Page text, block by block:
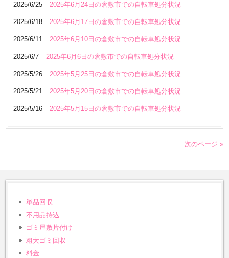
2025/6/25 2025年6月24日の倉敷市での自転車処分状況
2025/6/18 2025年6月17日の倉敷市での自転車処分状況
2025/6/11 2025年6月10日の倉敷市での自転車処分状況
2025/6/7 2025年6月6日の倉敷市での自転車処分状況
2025/5/26 2025年5月25日の倉敷市での自転車処分状況
2025/5/21 2025年5月20日の倉敷市での自転車処分状況
2025/5/16 2025年5月15日の倉敷市での自転車処分状況
次のページ »
単品回収
不用品持込
ゴミ屋敷片付け
粗大ゴミ回収
料金